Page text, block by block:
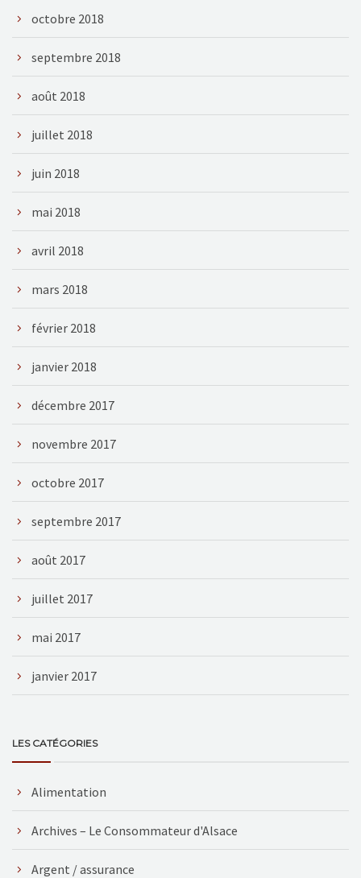
octobre 2018
septembre 2018
août 2018
juillet 2018
juin 2018
mai 2018
avril 2018
mars 2018
février 2018
janvier 2018
décembre 2017
novembre 2017
octobre 2017
septembre 2017
août 2017
juillet 2017
mai 2017
janvier 2017
LES CATÉGORIES
Alimentation
Archives – Le Consommateur d'Alsace
Argent / assurance